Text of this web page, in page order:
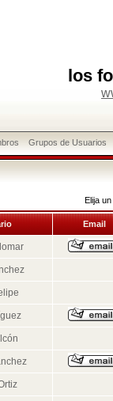
los
Grupos de Usuarios
Elija
Email